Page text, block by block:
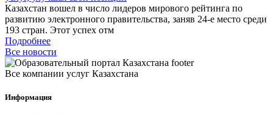
Казахстан вошел в число лидеров мирового рейтинга по
развитию электронного правительства, заняв 24-е место среди
193 стран. Этот успех отм
Подробнее
Все новости
Все компании услуг Казахстана
Информация